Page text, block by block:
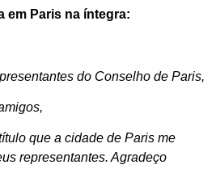
em Paris na íntegra:
do Conselho de Paris,
que a cidade de Paris me
representantes. Agradeço